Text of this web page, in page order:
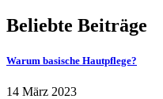
Beliebte Beiträge
Warum basische Hautpflege?
14 März 2023